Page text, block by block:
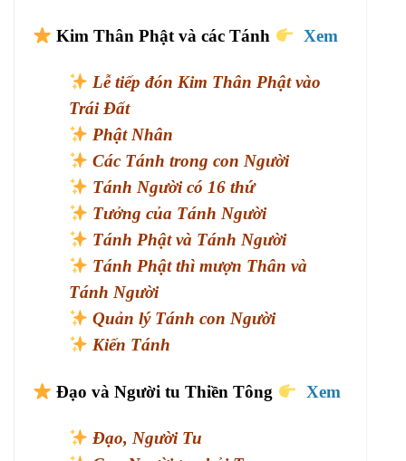
Kim Thân Phật và các Tánh Xem
Lễ tiếp đón Kim Thân Phật vào
Trái Đất
Phật Nhân
Các Tánh trong con Người
Tánh Người có 16 thứ
Tưởng của Tánh Người
Tánh Phật và Tánh Người
Tánh Phật thì mượn Thân và
Tánh Người
Quản lý Tánh con Người
Kiến Tánh
Đạo và Người tu Thiền Tông Xem
Đạo, Người Tu